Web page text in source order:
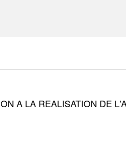
A LA REALISATION DE